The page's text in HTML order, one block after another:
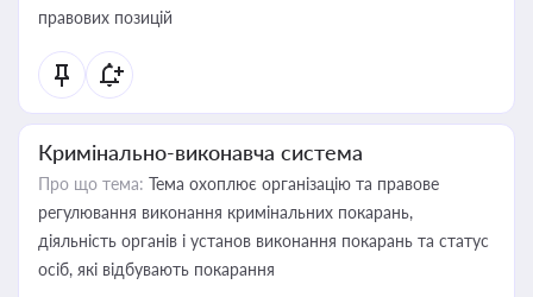
правових позицій
Кримінально-виконавча система
Про що тема: Тема охоплює організацію та правове
регулювання виконання кримінальних покарань,
діяльність органів і установ виконання покарань та статус
осіб, які відбувають покарання